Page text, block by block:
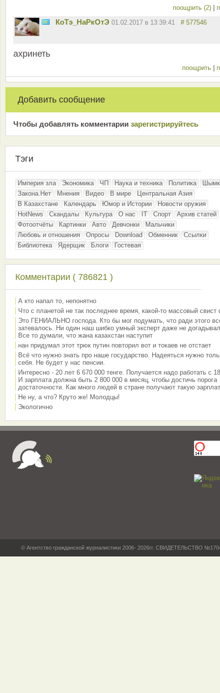
поощрить (2)
КоТэ_НаРкОтЭ 01.02.2017 в 13:39:41 # 577546
ахринеть
поощрить
Добавить сообщение
Чтобы добавлять комментарии зарeгиcтрирyйтeсь
Тэги
Империя зла Экономика ЧП Наука и техника Политика
Закона.Нет
Мнения Видео В мире
Центральная Азия
В Казахстане
Календарь Юмор и Истории
Новости оружия
HotNews
Скандалы Культура О нас IT Спорт
Архив статей
Фотоотчёты
Картинки Авто Девчонки
Мальчики
Любовь и отношения
Опросы Download Обменник
Ссылки
Библиотека
Ядерщик Блоги Гостевая
Комментарии ( 786821 )
А кто напал то, непонятно
Что с планетой не так последнее время, какой-то массовый свист
Это ГЕНИАЛЬНО господа. Кто бы мог подумать, что ради этого
затевалось. Ни один наш шибко умный эксперт даже не
Все то думали, что жана казахстан наступит
нан придумал этот трюк путин повторил вот и токаев не отстает
Всё что нужно знать про наше государство. Надеяться нужно
себя. Не будет у нас пенсии.
Интересно - 20 лет 6 670 000 тенге. Получается надо работать с
И зарплата должна быть 2 800 000 в месяц, чтобы достичь порога
достаточности. Как много людей в стране получают такую
Не ну, а что? Круто же! Молодцы!
Экологично
© Агентство гражданской журналистики 2006- 2026гг. СВИДЕТЕЛЬСТВО